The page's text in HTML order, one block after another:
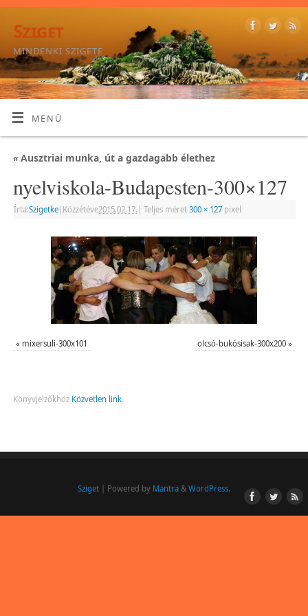
Sziget
MINDENKI SZIGETE
MENÜ
«Ausztriai munka, út a gazdagabb élethez
nyelviskola-Budapesten-300×127
Írta:Szigetke| Közzétéve2015.02.17. Teljes méret 300 × 127pixel
« mixersuli-300x101 olcsó-bukósisak-300x200 »
Könyvjelzőkhöz Közvetlen link.
Sziget | Powered by Mantra & WordPress.